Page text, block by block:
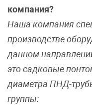
компания?
Наша компания
производстве
данном
это садковые
диаметра ПНД-
группы: